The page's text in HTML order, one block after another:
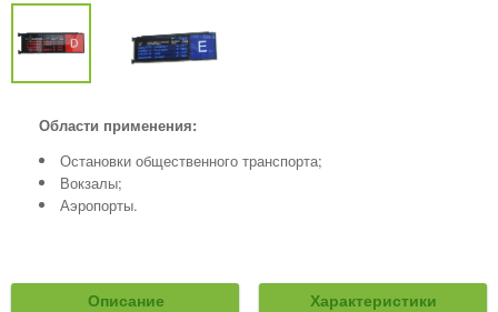
Области применения:
Остановки общественного транспорта;
Вокзалы;
Аэропорты.
Описание Характеристики